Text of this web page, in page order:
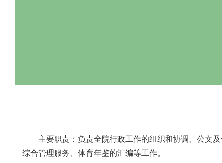
主要职责：负责全院行政工作的组织和协调、公文
综合管理服务、体育年鉴的汇编等工作。